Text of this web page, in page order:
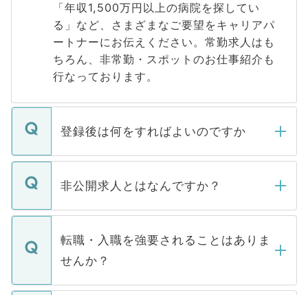
「年収1,500万円以上の病院を探してい
る」など、さまざまなご要望をキャリアパ
ートナーにお伝えください。常勤求人はも
ちろん、非常勤・スポットのお仕事紹介も
行なっております。
登録後は何をすればよいのですか
ご登録いただきましたら、弊社担当者がご
登録内容を確認し、その後メールもしくは
ます。通常、5営業日以内にはご連絡をせて
いただきますので、しばらくお待ちくださ
非公開求人とはなんですか？
マイナビDOCTORで取り扱っている求人の
うち約3割は、Webサイトからご覧いただ
けない「非公開求人」です。非公開求人は
下記の理由によって、一般には公開してい
ません。
転職・入職を強要されることはありま
せんか？